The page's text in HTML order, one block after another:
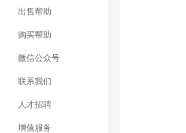
出售帮助
购买帮助
微信公众号
联系我们
人才招聘
增值服务